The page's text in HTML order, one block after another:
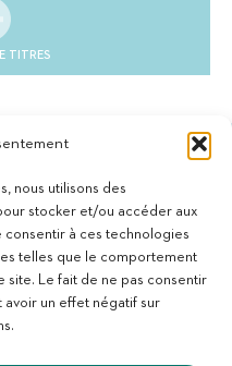
nous utilisons des
stocker et/ou accéder aux
consentir à ces technologies
telles que le comportement
site. Le fait de ne pas consentir
un effet négatif sur
TITRES
de France